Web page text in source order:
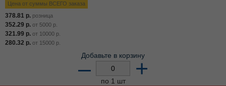
Цена от суммы ВСЕГО заказа
378.81 р. розница
352.29 р. от 5000 р.
321.99 р. от 10000 р.
280.32 р. от 15000 р.
Добавьте в корзину
– +
по 1 шт